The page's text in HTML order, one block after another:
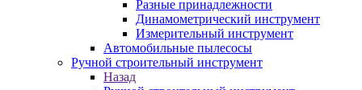
Разные принадлежности
Динамометрический инструмент
Измерительный инструмент
Автомобильные пылесосы
Ручной строительный инструмент
Назад